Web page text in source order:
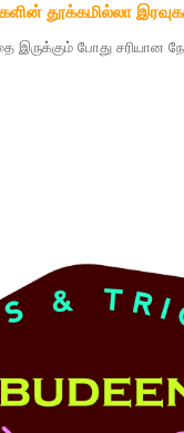
தூக்கமில்லா
இருக்கும் போது சரியான